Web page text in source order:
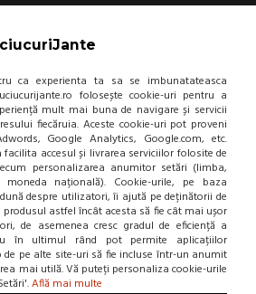
ca experienta ta sa se imbunatateasca
folosește cookie-uri pentru a
mult mai buna de navigare și servicii
fiecăruia. Aceste cookie-uri pot proveni
Google Analytics, Google.com, etc.
accesul și livrarea serviciilor folosite de
personalizarea anumitor setări (limba,
națională). Cookie-urile, pe baza
despre utilizatori, îi ajută pe deținătorii de
produsul astfel încât acesta să fie cât mai ușor
de asemenea cresc gradul de eficiență a
în ultimul rând pot permite aplicațiilor
pe alte site-uri să fie incluse într-un anumit
mai utilă. Vă puteți personaliza cookie-urile
Află mai multe